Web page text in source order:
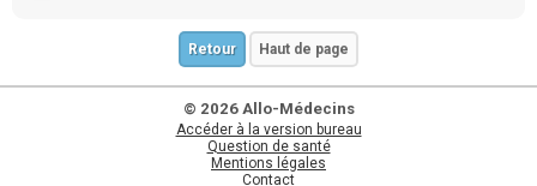
Retour Haut de page
© 2026 Allo-Médecins
Accéder à la version bureau
Question de santé
Mentions légales
Contact